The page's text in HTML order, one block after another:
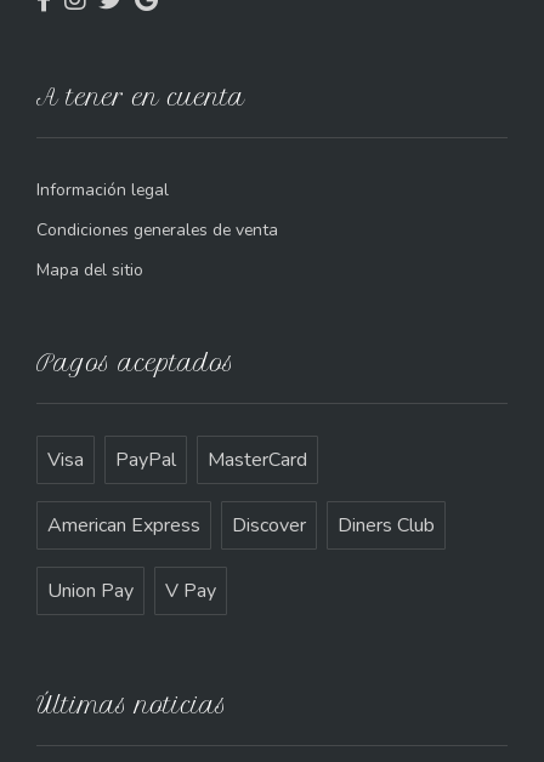
A tener en cuenta
Información legal
Condiciones generales de venta
Mapa del sitio
Pagos aceptados
Visa PayPal MasterCard
American Express Discover Diners Club
Union Pay V Pay
Últimas noticias